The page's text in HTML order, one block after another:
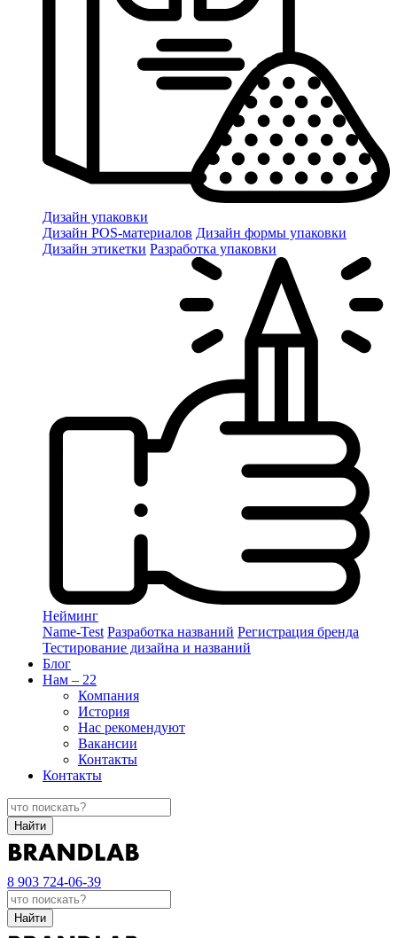
Дизайн упаковки
Дизайн POS-материалов Дизайн формы упаковки
Дизайн этикетки Разработка упаковки
Нейминг
Name-Test Разработка названий Регистрация бренда
Тестирование дизайна и названий
Блог
Нам – 22
Компания
История
Нас рекомендуют
Вакансии
Контакты
Контакты
Найти
8 903 724-06-39
Найти